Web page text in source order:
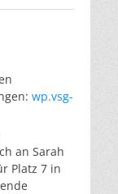
wp.vsg-
an Sarah
Platz 7 in